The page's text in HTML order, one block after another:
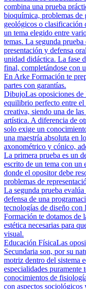
combina una prueba
bioquímica, problemas de
geológicos o
un tema elegido entre
temas. La segunda
presentación y defensa
unidad didáctica. La fase
final, completándose con
En Arke Formación te
partes con garantías.
DibujoLas oposiciones
equilibrio perfecto entre
creativa, siendo una de
artística. A diferencia de
solo exige un
una maestría absoluta en
axonométrico y cónico,
La primera prueba es un
escrito de un tema con un
donde el opositor debe
problemas de
La segunda prueba
defensa de una
tecnologías de diseño
Formación te dotamos de
estética necesarias para
visual.
Educación FísicaLas
Secundaria son, por su
motriz dentro del sistema
especialidades
conocimientos de
con aspectos